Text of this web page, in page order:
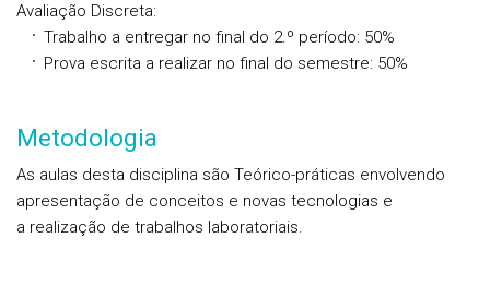
Avaliação Discreta:
Trabalho a entregar no final do 2.º período: 50%
Prova escrita a realizar no final do semestre: 50%
Metodologia
As aulas desta disciplina são Teórico-práticas envolvendo
apresentação de conceitos e novas tecnologias e
a realização de trabalhos laboratoriais.